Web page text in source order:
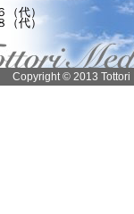
代）
（代）
Copyright © 2013 Tottori